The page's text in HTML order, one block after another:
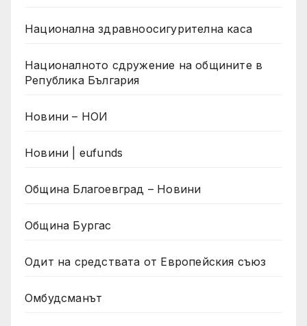
Национална здравноосигурителна каса
Националното сдружение на общините в
Република България
Новини – НОИ
Новини | eufunds
Община Благоевград – Новини
Община Бургас
Одит на средствата от Европейския съюз
Омбудсманът